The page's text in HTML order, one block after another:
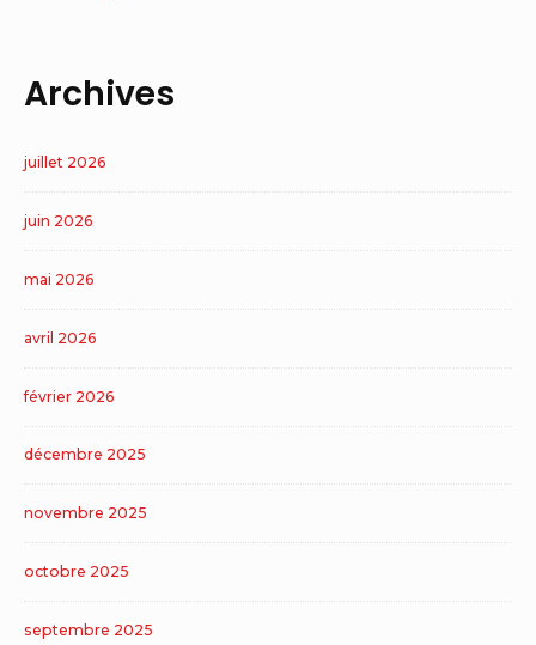
Archives
juillet 2026
juin 2026
mai 2026
avril 2026
février 2026
décembre 2025
novembre 2025
octobre 2025
septembre 2025